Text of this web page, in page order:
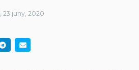
, 23 juny, 2020